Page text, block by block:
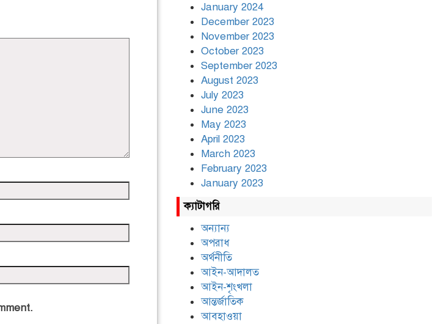
January 2024
December 2023
November 2023
October 2023
September 2023
August 2023
July 2023
June 2023
May 2023
April 2023
March 2023
February 2023
January 2023
ক্যাটাগরি
অন্যান্য
অপরাধ
অর্থনীতি
আইন-আদালত
আইন-শৃংখলা
আন্তর্জাতিক
আবহাওয়া